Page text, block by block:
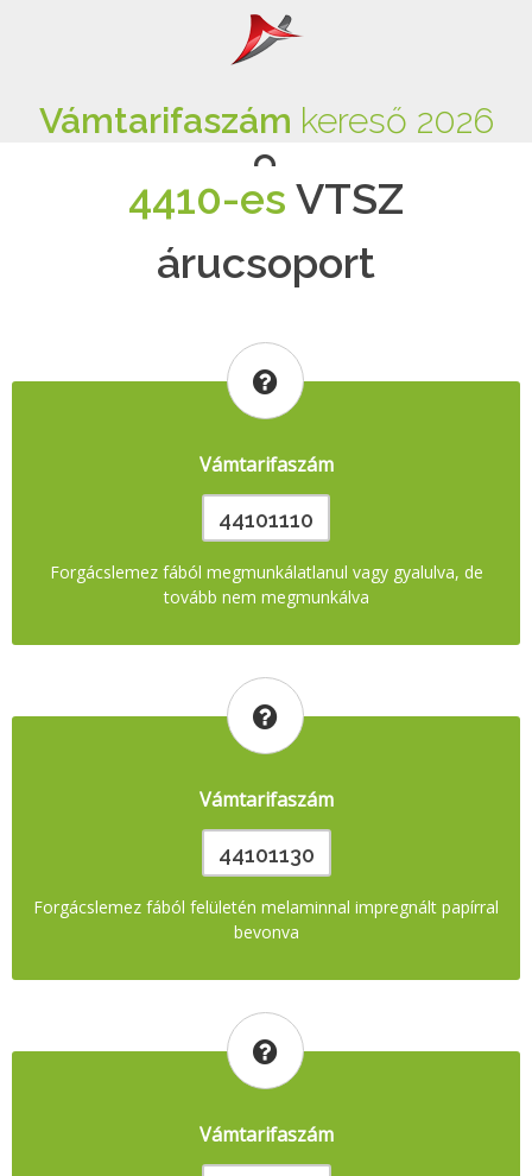
Vámtarifaszám kereső 2026
4410-es VTSZ
árucsoport
Vámtarifaszám
44101110
Forgácslemez fából megmunkálatlanul vagy gyalulva, de
tovább nem megmunkálva
Vámtarifaszám
44101130
Forgácslemez fából felületén melaminnal impregnált papírral
bevonva
Vámtarifaszám